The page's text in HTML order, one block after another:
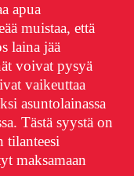
apua
muistaa, että
laina jää
voivat pysyä
vaikeuttaa
asuntolainassa
Tästä syystä on
tilanteesi
maksamaan